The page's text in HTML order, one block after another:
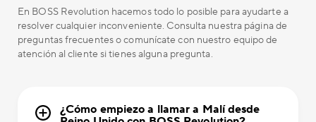
En BOSS Revolution hacemos todo lo posible para ayudarte a
resolver cualquier inconveniente. Consulta nuestra página de
preguntas frecuentes o comunícate con nuestro equipo de
atención al cliente si tienes alguna pregunta.
¿Cómo empiezo a llamar a Malí desde